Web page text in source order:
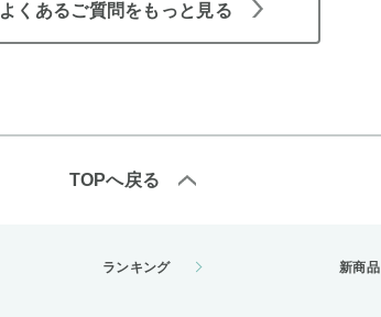
よくあるご質問をもっと見る
TOPへ戻る
ランキング 新商品